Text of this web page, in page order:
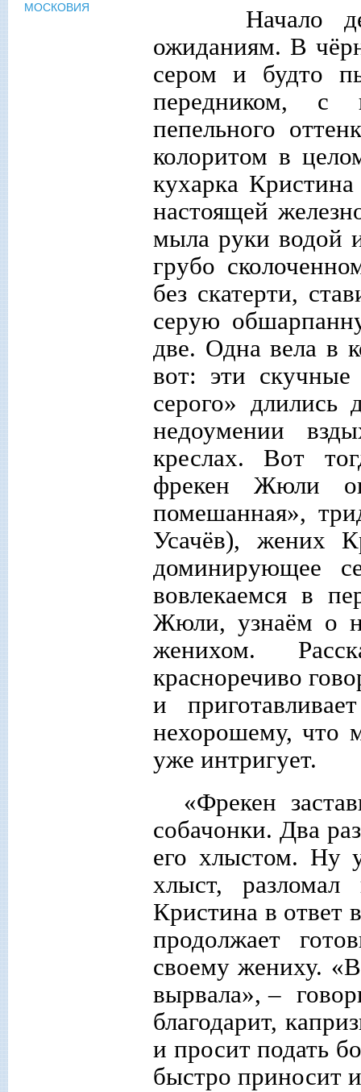
Начало
ожиданиям. В
сером и будто
передником, с
пепельного
колоритом в
кухарка
настоящей
мыла руки водой
грубо
без скатерти,
серую
две. Одна вела в
вот: эти
серого»
недоумении
креслах. Вот
фрекен Жюли
помешанная»,
Усачёв), жених
доминирующее
вовлекаемся в
Жюли, узнаём о
женихом.
красноречиво
и
нехорошему, что
уже интригует.
«Фрекен
собачонки. Два
его хлыстом. Ну
хлыст,
Кристина в ответ
продолжает
своему жениху.
вырвала», –
благодарит,
и просит подать
быстро приносит
МОСКОВИЯ